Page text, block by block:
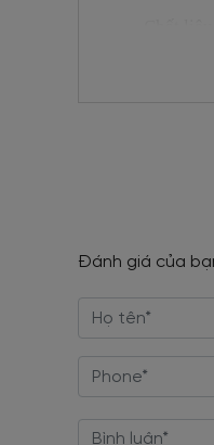
Màu
Sản
Đánh giá của